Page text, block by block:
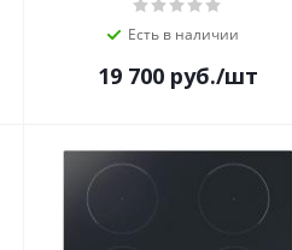
Есть в наличии
19 700 руб./шт